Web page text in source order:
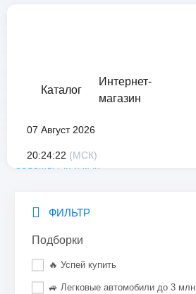
Каталог
Интернет-
магазин
07 Август 2026
20:24:22 (МСК)
ФИЛЬТР
Подборки
🔥 Успей купить
🚙 Легковые автомобили до 3 млн